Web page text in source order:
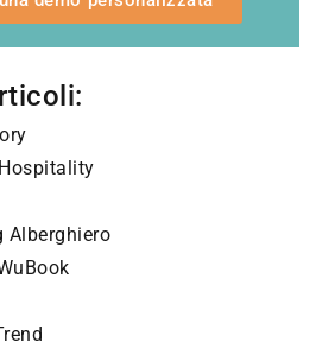
Alberghiero